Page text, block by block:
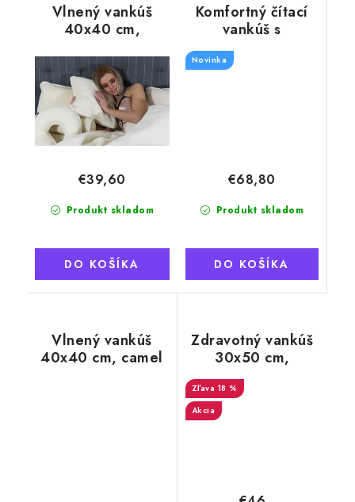
Vlnený vankúš
40x40 cm,
Novozélandské
Merino
Produkt skladom
€39,60
DO KOŠÍKA
Komfortný čítací
vankúš s
podrúčkami MEGI,
Thumbled,
Novinka
Produkt skladom
€68,80
DO KOŠÍKA
Vlnený vankúš
40x40 cm, camel
Zdravotný vankúš
30x50 cm,
pamäťová pena,
poťah Európske
18 %
Akcia